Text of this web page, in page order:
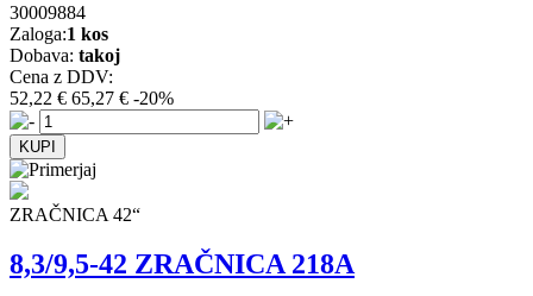
30009884
Zaloga:1 kos
Dobava: takoj
Cena z DDV:
52,22 € 65,27 € -20%
ZRAČNICA 42“
8,3/9,5-42 ZRAČNICA 218A